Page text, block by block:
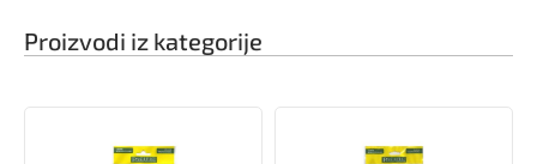
Proizvodi iz kategorije